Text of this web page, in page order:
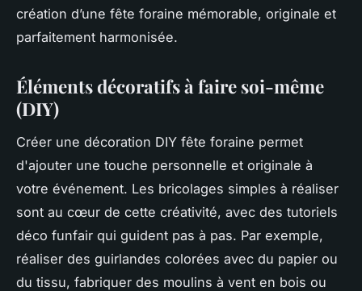
création d’une fête foraine mémorable, originale et
parfaitement harmonisée.
Éléments décoratifs à faire soi-même
(DIY)
Créer une décoration DIY fête foraine permet
d'ajouter une touche personnelle et originale à
votre événement. Les bricolages simples à réaliser
sont au cœur de cette créativité, avec des tutoriels
déco funfair qui guident pas à pas. Par exemple,
réaliser des guirlandes colorées avec du papier ou
du tissu, fabriquer des moulins à vent en bois ou